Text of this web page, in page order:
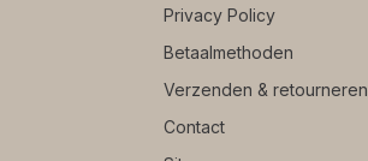
Privacy Policy
Betaalmethoden
Verzenden & retourneren
Contact